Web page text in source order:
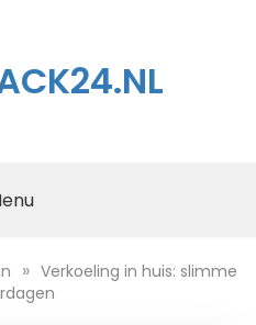
» Verkoeling in huis: slimme